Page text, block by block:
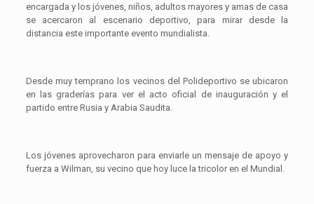
encargada y los jóvenes, niños, adultos mayores y amas de casa
se acercaron al escenario deportivo, para mirar desde la
distancia este importante evento mundialista.
Desde muy temprano los vecinos del Polideportivo se ubicaron
en las graderías para ver el acto oficial de inauguración y el
partido entre Rusia y Arabia Saudita.
Los jóvenes aprovecharon para enviarle un mensaje de apoyo y
fuerza a Wilman, su vecino que hoy luce la tricolor en el Mundial.